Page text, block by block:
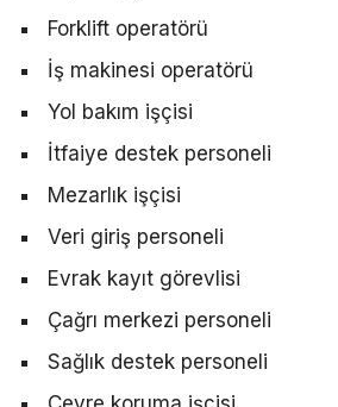
Forklift operatörü
İş makinesi operatörü
Yol bakım işçisi
İtfaiye destek personeli
Mezarlık işçisi
Veri giriş personeli
Evrak kayıt görevlisi
Çağrı merkezi personeli
Sağlık destek personeli